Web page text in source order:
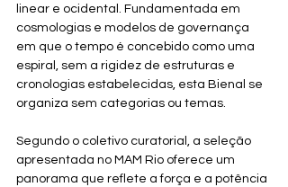
linear e ocidental. Fundamentada em
cosmologias e modelos de governança
em que o tempo é concebido como uma
espiral, sem a rigidez de estruturas e
cronologias estabelecidas, esta Bienal se
organiza sem categorias ou temas.
Segundo o coletivo curatorial, a seleção
apresentada no MAM Rio oferece um
panorama que reflete a força e a potência